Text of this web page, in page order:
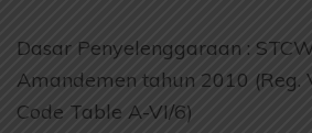
Dasar Penyelenggaraan :
Amandemen tahun 2010 (Reg.
Code Table A-VI/6)